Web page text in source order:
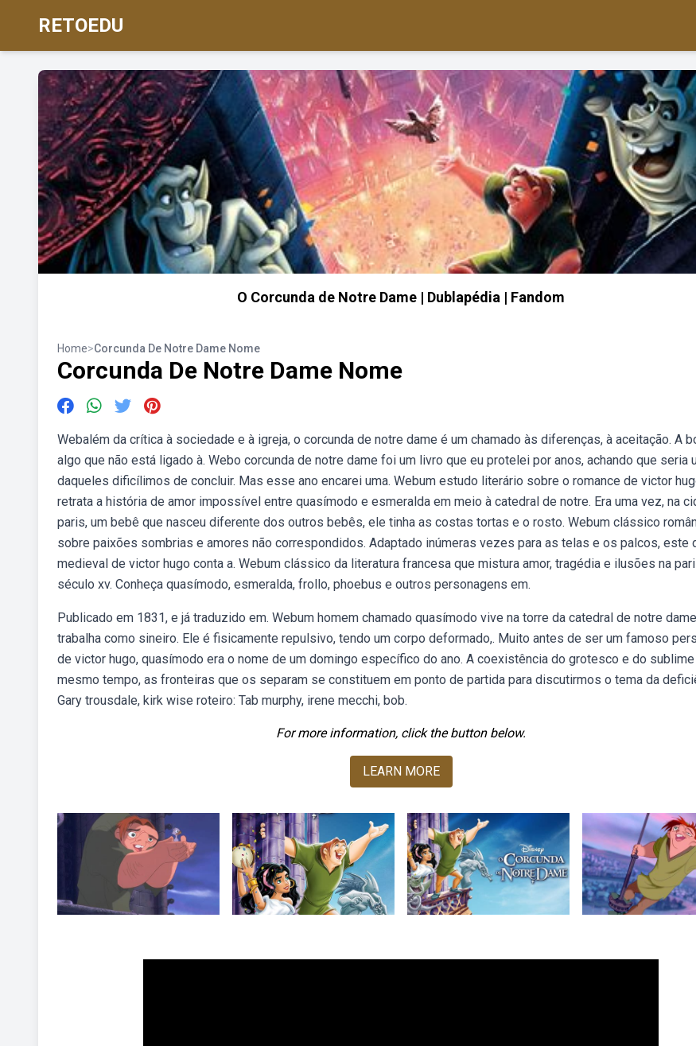
RETOEDU
O Corcunda de Notre Dame | Dublapédia | Fandom
Home>Corcunda De Notre Dame Nome
Corcunda De Notre Dame Nome
Webalém da crítica à sociedade e à igreja, o corcunda de notre dame é um chamado às diferenças, à aceitação. A
algo que não está ligado à. Webo corcunda de notre dame foi um livro que eu protelei por anos, achando que seria
daqueles dificílimos de concluir. Mas esse ano encarei uma. Webum estudo literário sobre o romance de victor
retrata a história de amor impossível entre quasímodo e esmeralda em meio à catedral de notre. Era uma vez, na
paris, um bebê que nasceu diferente dos outros bebês, ele tinha as costas tortas e o rosto. Webum clássico
sobre paixões sombrias e amores não correspondidos. Adaptado inúmeras vezes para as telas e os palcos, este
medieval de victor hugo conta a. Webum clássico da literatura francesa que mistura amor, tragédia e ilusões na
século xv. Conheça quasímodo, esmeralda, frollo, phoebus e outros personagens em.
Publicado em 1831, e já traduzido em. Webum homem chamado quasímodo vive na torre da catedral de notre
trabalha como sineiro. Ele é fisicamente repulsivo, tendo um corpo deformado,. Muito antes de ser um famoso
de victor hugo, quasímodo era o nome de um domingo específico do ano. A coexistência do grotesco e do sublime
mesmo tempo, as fronteiras que os separam se constituem em ponto de partida para discutirmos o tema da
Gary trousdale, kirk wise roteiro: Tab murphy, irene mecchi, bob.
For more information, click the button below.
LEARN MORE